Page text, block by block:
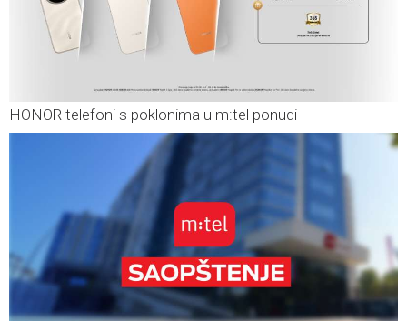
HONOR telefoni s poklonima u m:tel ponudi